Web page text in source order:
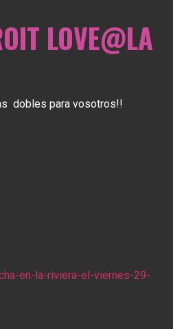
LOVE@LA
dobles para vosotros!!
en-la-riviera-el-viernes-29-